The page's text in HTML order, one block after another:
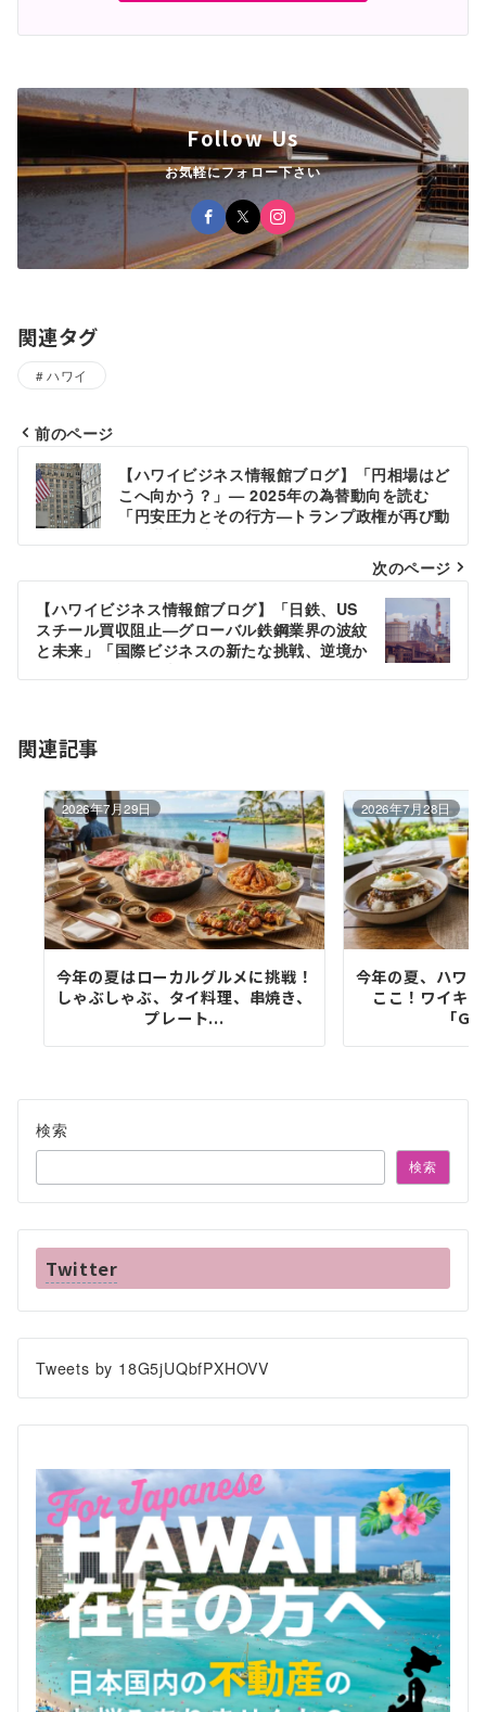
Follow Us
お気軽にフォロー下さい
関連タグ
ハワイ
投
稿
ナ
ビ
ー
シ
ン
前のページ
【ハワイビジネス情報館ブログ】「円相場はど
こへ向かう？」— 2025年の為替動向を読む
「円安圧力とその行方—トランプ政権が再び動
かす世界経済」
次のページ
【ハワイビジネス情報館ブログ】「日鉄、US
スチール買収阻止—グローバル鉄鋼業界の波紋
と未来」「国際ビジネスの新たな挑戦、逆境か
関連記事
2026年7月29日
今年の夏はローカルグルメに挑戦！
しゃぶしゃぶ、タイ料理、串焼き、
プレート...
2026年7月28日
今年の夏、ハワ
ここ！ワイキ
「
検索
検索
Twitter
Tweets by 18G5jUQbfPXHOVV